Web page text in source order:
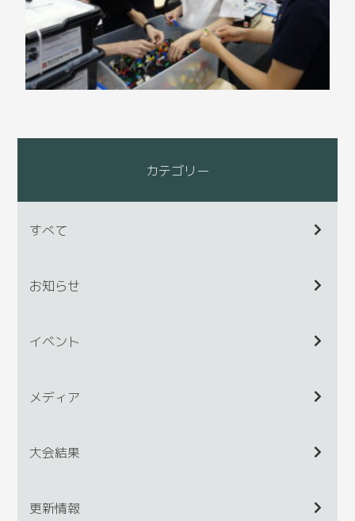
カテゴリー
すべて
お知らせ
イベント
メディア
大会結果
更新情報